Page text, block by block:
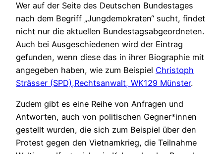
Wer auf der Seite des Deutschen Bundestages
nach dem Begriff „Jungdemokraten“ sucht, findet
nicht nur die aktuellen Bundestagsabgeordneten.
Auch bei Ausgeschiedenen wird der Eintrag
gefunden, wenn diese das in ihrer Biographie mit
angegeben haben, wie zum Beispiel Christoph
Strässer (SPD),Rechtsanwalt, WK129 Münster.
Zudem gibt es eine Reihe von Anfragen und
Antworten, auch von politischen Gegner*innen
gestellt wurden, die sich zum Beispiel über den
Protest gegen den Vietnamkrieg, die Teilnahme